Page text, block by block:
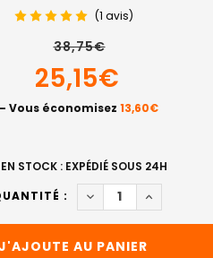
(1 avis)
38,75€
25,15€
Vous économisez 13,60€
STOCK : EXPÉDIÉ SOUS 24H
:
DIMINUER LA